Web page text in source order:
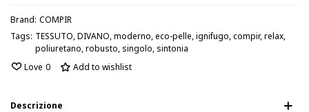
Brand: COMPIR
Tags: TESSUTO,DIVANO,moderno,eco-pelle,ignifugo,compir,relax,
poliuretano,robusto, singolo, sintonia
Love 0 Add to wishlist
Descrizione